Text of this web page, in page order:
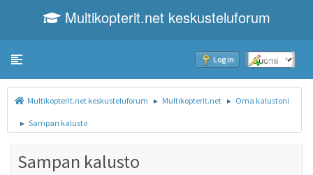
Multikopterit.net keskusteluforum
Toggle navigation Log in Sign up
Multikopterit.net keskusteluforum ► Multikopterit.net ► Oma kalustoni
► Sampan kalusto
Sampan kalusto